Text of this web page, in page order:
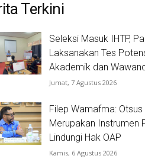
Terkini
Seleksi Masuk IHTP,
Laksanakan Tes
Akademik dan
Jumat, 7 Agustus 2026
Filep Wamafma: Otsus
Merupakan Instrumen
Lindungi Hak OAP
Kamis, 6 Agustus 2026